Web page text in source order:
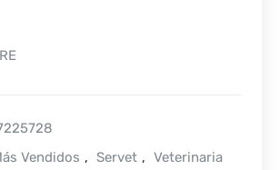
Vendidos , Servet , Veterinaria